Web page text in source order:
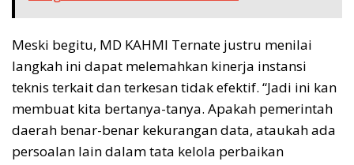
Meski begitu, MD KAHMI Ternate justru menilai
langkah ini dapat melemahkan kinerja instansi
teknis terkait dan terkesan tidak efektif. “Jadi ini kan
membuat kita bertanya-tanya. Apakah pemerintah
daerah benar-benar kekurangan data, ataukah ada
persoalan lain dalam tata kelola perbaikan